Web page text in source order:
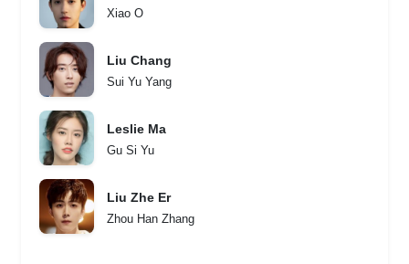
Xiao O
Liu Chang
Sui Yu Yang
Leslie Ma
Gu Si Yu
Liu Zhe Er
Zhou Han Zhang